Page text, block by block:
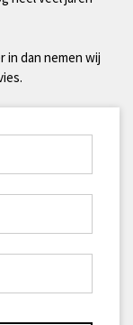
in dan nemen wij